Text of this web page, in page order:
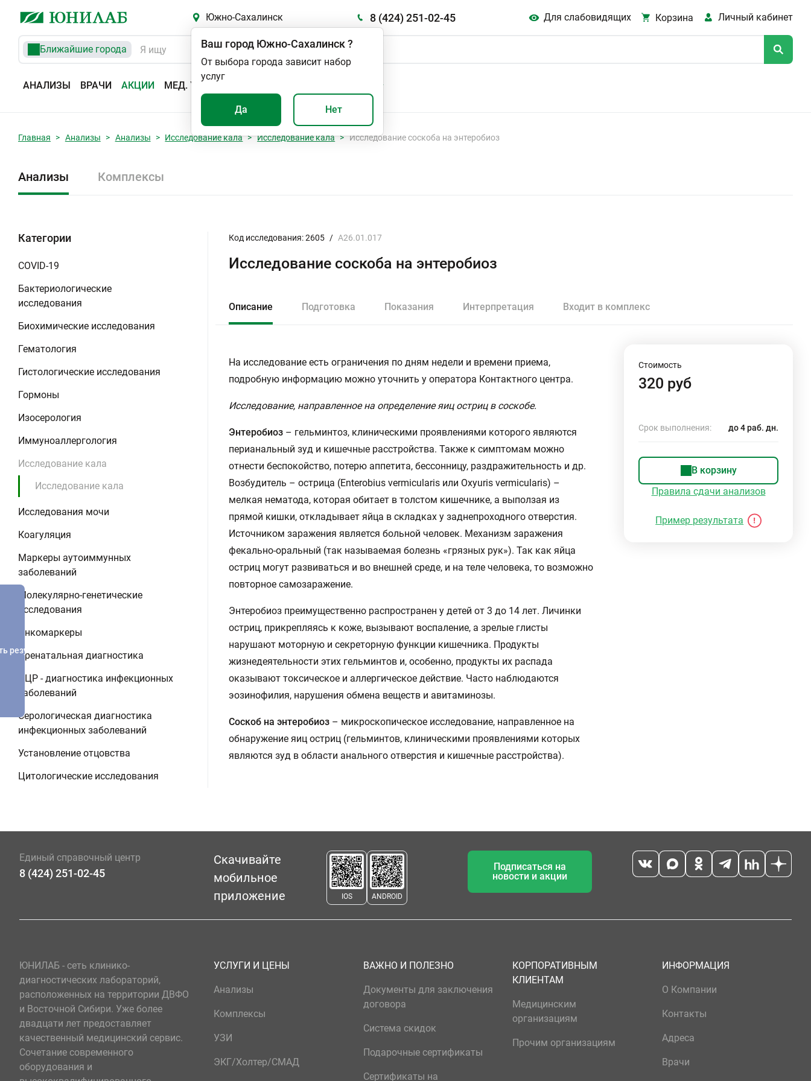
Южно-Сахалинск 8 (424) 251-02-45 Для слабовидящих Корзина Личный кабинет
Ближайшие города
АНАЛИЗЫ ВРАЧИ АКЦИИ МЕД. УСЛУГИ
Ваш город Южно-Сахалинск?
От выбора города зависит набор
услуг
Да Нет
Главная Анализы Анализы Исследование кала Исследование кала Исследование соскоба на энтеробиоз
Анализы Комплексы
Категории
COVID-19
Бактериологические
исследования
Биохимические исследования
Гематология
Гистологические исследования
Гормоны
Изосерология
Иммуноаллергология
Исследование кала
Исследование кала
Исследования мочи
Коагуляция
Маркеры аутоиммунных
заболеваний
Молекулярно-генетические
исследования
Онкомаркеры
Пренатальная диагностика
ПЦР - диагностика инфекционных
заболеваний
Серологическая диагностика
инфекционных заболеваний
Установление отцовства
Цитологические исследования
Код исследования: 2605 / A26.01.017
Исследование соскоба на энтеробиоз
Описание Подготовка Показания Интерпретация Входит в комплекс
На исследование есть ограничения по дням недели и времени приема,
подробную информацию можно уточнить у оператора Контактного центра.
Исследование, направленное на определение яиц остриц в соскобе.
Энтеробиоз – гельминтоз, клиническими проявлениями которого являются
перианальный зуд и кишечные расстройства. Также к симптомам можно
отнести беспокойство, потерю аппетита, бессонницу, раздражительность и др.
Возбудитель – острица (Enterobius vermicularis или Охуuris vermicularis) –
мелкая нематода, которая обитает в толстом кишечнике, а выползая из
прямой кишки, откладывает яйца в складках у заднепроходного отверстия.
Источником заражения является больной человек. Механизм заражения
фекально-оральный (так называемая болезнь «грязных рук»). Так как яйца
остриц могут развиваться и во внешней среде, и на теле человека, то возможно
повторное самозаражение.
Энтеробиоз преимущественно распространен у детей от 3 до 14 лет. Личинки
остриц, прикрепляясь к коже, вызывают воспаление, а зрелые глисты
нарушают моторную и секреторную функции кишечника. Продукты
жизнедеятельности этих гельминтов и, особенно, продукты их распада
оказывают токсическое и аллергическое действие. Часто наблюдаются
эозинофилия, нарушения обмена веществ и авитаминозы.
Соскоб на энтеробиоз – микроскопическое исследование, направленное на
обнаружение яиц остриц (гельминтов, клиническими проявлениями которых
являются зуд в области анального отверстия и кишечные расстройства).
Стоимость
320 руб
Срок выполнения: до 4 раб. дн.
В корзину
Правила сдачи анализов
Пример результата
результатов
Единый справочный центр
8 (424) 251-02-45
Скачивайте
мобильное
приложение
IOS ANDROID
Подписаться на
новости и акции
ЮНИЛАБ - сеть клинико-
диагностических лабораторий,
расположенных на территории ДВФО
и Восточной Сибири. Уже более
двадцати лет предоставляет
качественный медицинский сервис.
Сочетание современного
оборудования и
УСЛУГИ И ЦЕНЫ
Анализы
Комплексы
УЗИ
ЭКГ/Холтер/СМАД
ВАЖНО И ПОЛЕЗНО
Документы для заключения
договора
Система скидок
Подарочные сертификаты
Сертификаты на
КОРПОРАТИВНЫМ
КЛИЕНТАМ
Медицинским
организациям
Прочим организациям
ИНФОРМАЦИЯ
О Компании
Контакты
Адреса
Врачи